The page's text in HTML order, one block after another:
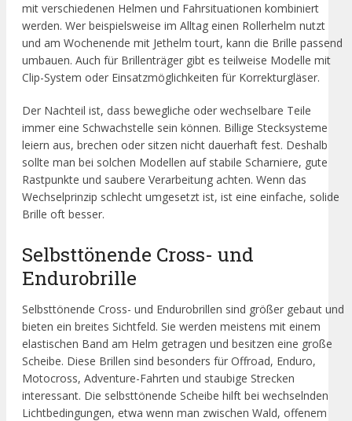
mit verschiedenen Helmen und Fahrsituationen kombiniert
werden. Wer beispielsweise im Alltag einen Rollerhelm nutzt
und am Wochenende mit Jethelm tourt, kann die Brille passend
umbauen. Auch für Brillenträger gibt es teilweise Modelle mit
Clip-System oder Einsatzmöglichkeiten für Korrekturgläser.
Der Nachteil ist, dass bewegliche oder wechselbare Teile
immer eine Schwachstelle sein können. Billige Stecksysteme
leiern aus, brechen oder sitzen nicht dauerhaft fest. Deshalb
sollte man bei solchen Modellen auf stabile Scharniere, gute
Rastpunkte und saubere Verarbeitung achten. Wenn das
Wechselprinzip schlecht umgesetzt ist, ist eine einfache, solide
Brille oft besser.
Selbsttönende Cross- und
Endurobrille
Selbsttönende Cross- und Endurobrillen sind größer gebaut und
bieten ein breites Sichtfeld. Sie werden meistens mit einem
elastischen Band am Helm getragen und besitzen eine große
Scheibe. Diese Brillen sind besonders für Offroad, Enduro,
Motocross, Adventure-Fahrten und staubige Strecken
interessant. Die selbsttönende Scheibe hilft bei wechselnden
Lichtbedingungen, etwa wenn man zwischen Wald, offenem